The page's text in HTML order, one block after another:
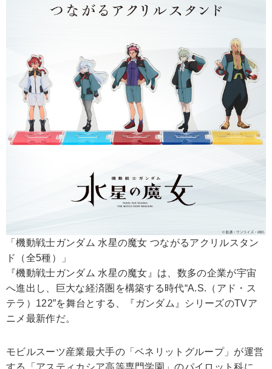
「機動戦士ガンダム 水星の魔女 つながるアクリルスタン
ド（全5種）」
『機動戦士ガンダム 水星の魔女』は、数多の企業が宇宙
へ進出し、巨大な経済圏を構築する時代“A.S.（アド・ス
テラ）122”を舞台とする、『ガンダム』シリーズのTVア
ニメ最新作だ。
モビルスーツ産業最大手の「ベネリットグループ」が運営
する「アスティカシア高等専門学園」のパイロット科に、